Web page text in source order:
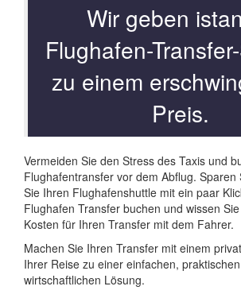
Wir geben
Flughafen-
zu einem
Preis.
Vermeiden Sie den Stress des Taxis und
Flughafentransfer vor dem Abflug. Sparen
Sie Ihren Flughafenshuttle mit ein paar
Flughafen Transfer buchen und wissen
Kosten für Ihren Transfer mit dem Fahrer.
Machen Sie Ihren Transfer mit einem
Ihrer Reise zu einer einfachen,
wirtschaftlichen Lösung.